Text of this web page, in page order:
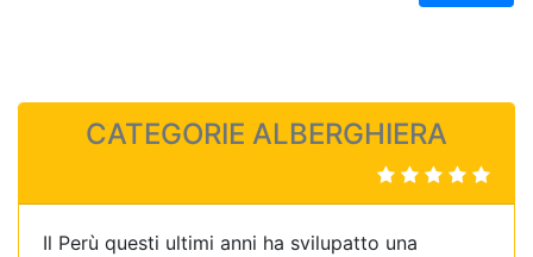
CATEGORIE ALBERGHIERA
Il Perù questi ultimi anni ha svilupatto una